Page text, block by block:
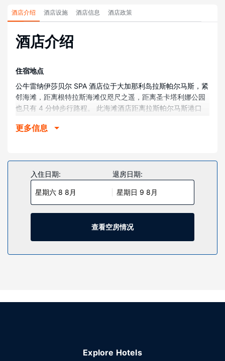
酒店介绍 酒店设施 酒店信息 酒店政策
酒店介绍
住宿地点
公牛雷纳伊莎贝尔 SPA 酒店位于大加那利岛拉斯帕尔马斯，紧
邻海滩，距离根特拉斯海滩仅咫尺之遥，距离圣卡塔利娜公园
也只有 4 分钟步行路程。 此海滩酒店距离拉斯帕尔马斯港口
里（0.7 公里）。
有 225 间空调客房提供冰箱和迷你吧；您定能在旅途中找到家
的舒适。客房设有私人阳台。带有数码频道的平板电视可满足
您的娱乐需求；同时提供免费无线网络，方便您与朋友保持联
系。配备淋浴设施的私人浴室提供免费洗浴用品和坐浴桶。
到全方位服务的 SPA 放松一下；在这里，您可以享受按摩、身
务和旅游/票务服务。
特色服务/设施包括电脑站点、干洗/洗衣服务和24 小时前台服
更多信息
入住日期:
星期六 8 8月
退房日期:
星期日 9 8月
查看空房情况
Explore Hotels